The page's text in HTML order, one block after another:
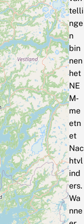
telli
nge
n
bin
nen
het
NE
M‑
me
etn
et
Nac
htvl
ind
ers.
Wa
nne